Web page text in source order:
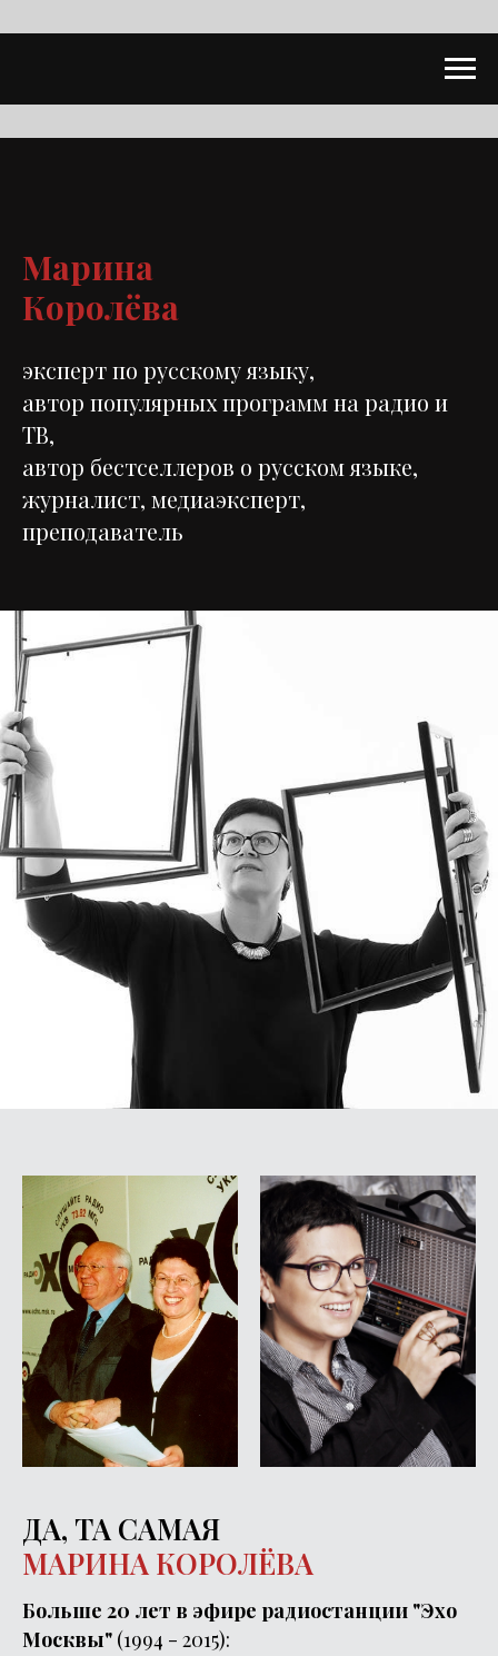
Марина
Королёва
эксперт по русскому языку,
автор популярных программ на радио и
ТВ,
автор бестселлеров о русском языке,
журналист, медиаэксперт,
преподаватель
ДА, ТА САМАЯ
МАРИНА КОРОЛЁВА
Больше 20 лет в эфире радиостанции "Эхо
Москвы" (1994 - 2015):